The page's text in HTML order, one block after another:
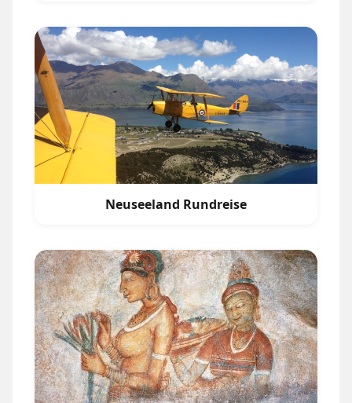
Neuseeland Rundreise